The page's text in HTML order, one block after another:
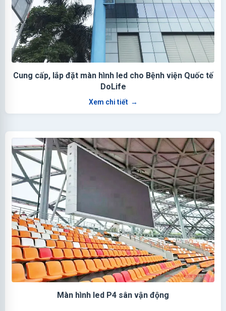
Cung cấp, lắp đặt màn hình led cho Bệnh viện Quốc tế
DoLife
Xem chi tiết →
Màn hình led P4 sân vận động